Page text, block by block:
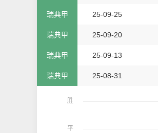
瑞典甲 25-09-25
瑞典甲 25-09-20
瑞典甲 25-09-13
瑞典甲 25-08-31
胜
平